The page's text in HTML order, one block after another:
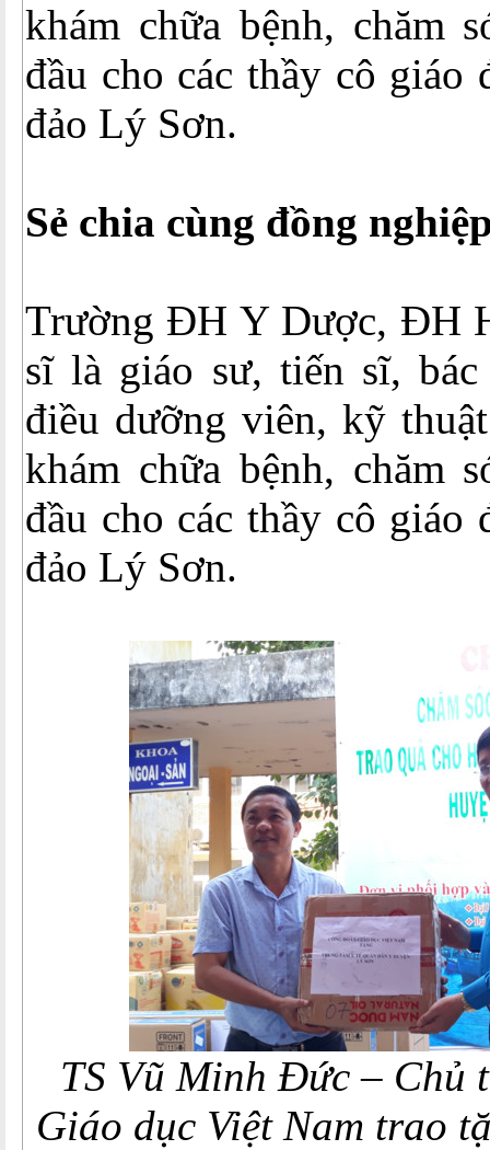
khám chữa bệnh, chăm
đầu cho các thầy cô giáo
đảo Lý Sơn.
Sẻ chia cùng đồng
Trường ĐH Y Dược, ĐH
sĩ là giáo sư, tiến sĩ,
điều dưỡng viên, kỹ
khám chữa bệnh, chăm
đầu cho các thầy cô giáo
đảo Lý Sơn.
TS Vũ Minh Đức – Chủ
Giáo dục Việt Nam trao